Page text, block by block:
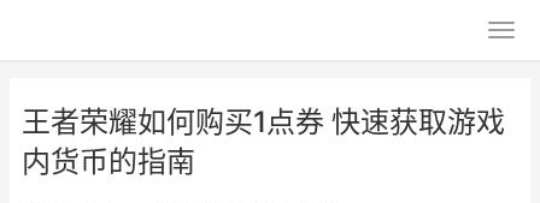
王者荣耀如何购买1点券 快速获取游戏
内货币的指南